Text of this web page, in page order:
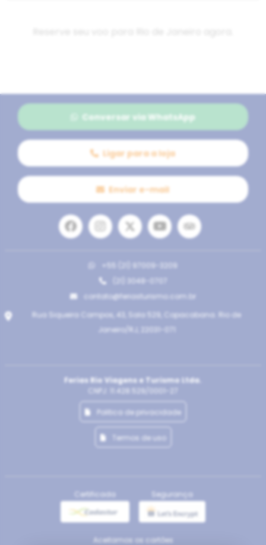
Conversar via WhatsApp
Ligar para a loja
Enviar e-mail
+55 (21) 97009-3209
(21) 3048-0707
contato@feriasturismo.com.br
Rua Siqueira Campos, 43, Sala 529, Copacabana. Rio de
Janeiro/RJ, 22031-071
Ferias Rio Viagens e Turismo Ltda.
CNPJ: 11.428.529/0001-27
Politica de privacidade
Termos de uso
Certificada Segurança
Aceitamos os cartões